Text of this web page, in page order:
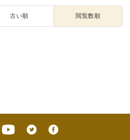
古い順 閲覧数順